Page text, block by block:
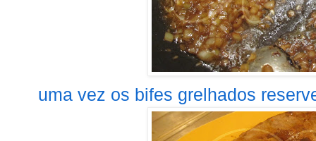
uma vez os bifes grelhados